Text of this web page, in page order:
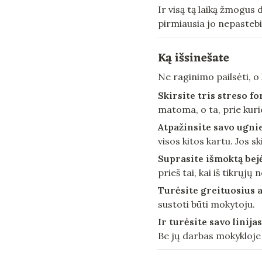
Ir visą tą laiką žmogus
pirmiausia jo
Ką išsinešate
Ne raginimo pailsėti,
Skirsite tris streso
matoma, o ta, prie
Atpažinsite savo
visos kitos kartu. Jos
Suprasite išmoktą
prieš tai, kai iš tikrųjų
Turėsite greituosius
sustoti būti mokytoju.
Ir turėsite savo
Be jų darbas